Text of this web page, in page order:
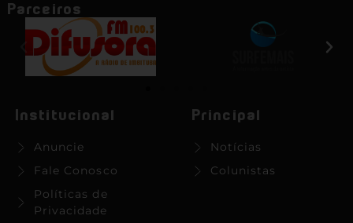
Parceiros
Institucional
Anuncie
Fale Conosco
Políticas de
Privacidade
Principal
Notícias
Colunistas